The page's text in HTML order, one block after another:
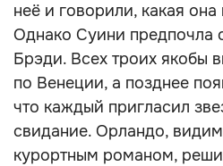
неё и говорили, какая
Однако Суини предпочла
Брэди. Всех троих якобы
по Венеции, а позднее
что каждый пригласил
свидание. Орландо,
курортным романом,